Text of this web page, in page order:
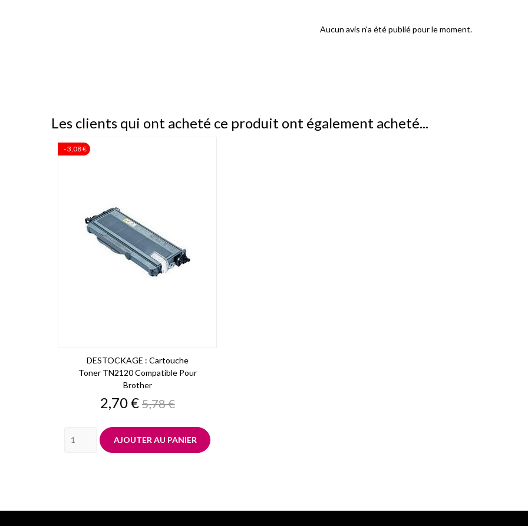
Aucun avis n'a été publié pour le moment.
Les clients qui ont acheté ce produit ont également acheté...
DESTOCKAGE : Cartouche
Toner TN2120 Compatible Pour
Brother
Prix
2,70 €Prix
de
base
5,78 €
AJOUTER AU PANIER
- 3,08 €